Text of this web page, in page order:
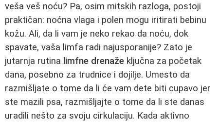
veša veš noću? Pa, osim mitskih razloga, postoji
praktičan: noćna vlaga i polen mogu iritirati bebinu
kožu. Ali, da li vam je neko rekao da noću, dok
spavate, vaša limfa radi najusporanije? Zato je
jutarnja rutina limfne drenaže ključna za početak
dana, posebno za trudnice i dojilje. Umesto da
razmišljate o tome da li će vam dete biti cupavo jer
ste mazili psa, razmišljajte o tome da li ste danas
uradili nešto za svoju cirkulaciju. Kada aktivno